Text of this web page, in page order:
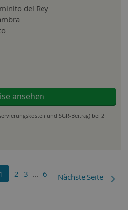
del Rey
ansehen
und SGR-Beitrag) bei 2
1 2 3 ... 6 Nächste Seite